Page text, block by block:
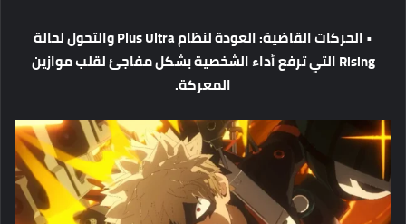
•الحركاتالقاضية:العودةلنظام والتحوللحالة
Risingالتيترفعأداءالشخصيةبشكلمفاجئلقلبموازين
المعركة.